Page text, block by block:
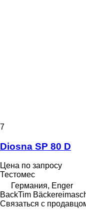
7
Diosna SP 80 D
Цена по запросу
Тестомес
Германия, Enger
BackTim
Связаться с